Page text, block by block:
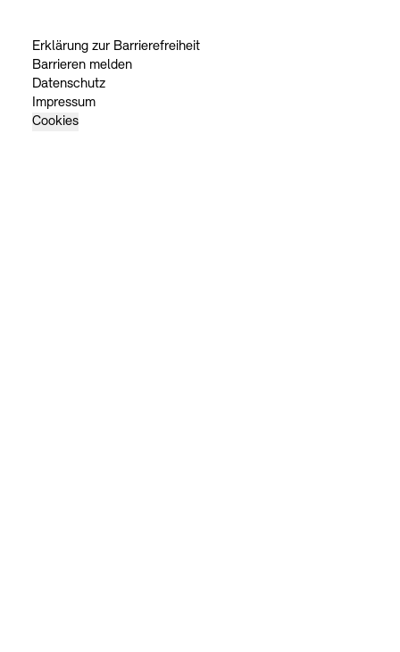
Erklärung zur Barrierefreiheit
Barrieren melden
Datenschutz
Impressum
Cookies